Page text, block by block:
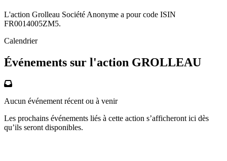
L'action Grolleau Société Anonyme a pour code ISIN
FR0014005ZM5.
Calendrier
Événements sur l'action GROLLEAU
Aucun événement récent ou à venir
Les prochains événements liés à cette action s’afficheront ici dès
qu’ils seront disponibles.